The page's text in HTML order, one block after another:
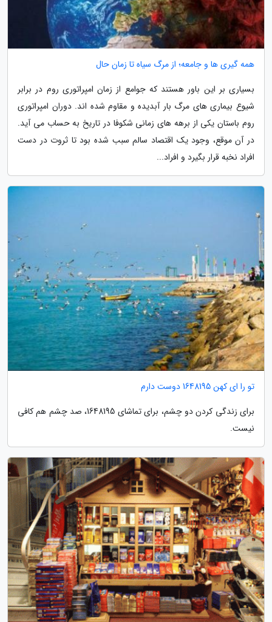
همه گیری ها و جامعه؛ از مرگ سیاه تا زمان حال
بسیاری بر این باور هستند که جوامع از زمان امپراتوری روم در برابر
شیوع بیماری های مرگ بار آبدیده و مقاوم شده اند. دوران امپراتوری
روم باستان یکی از برهه های زمانی شکوفا در تاریخ به حساب می آید.
در آن موقع، وجود یک اقتصاد سالم سبب شده بود تا ثروت در دست
افراد نخبه قرار بگیرد و افراد...
تو را ای کهن 1648195 دوست دارم
برای زندگی کردن دو چشم، برای تماشای 1648195، صد چشم هم کافی
نیست.